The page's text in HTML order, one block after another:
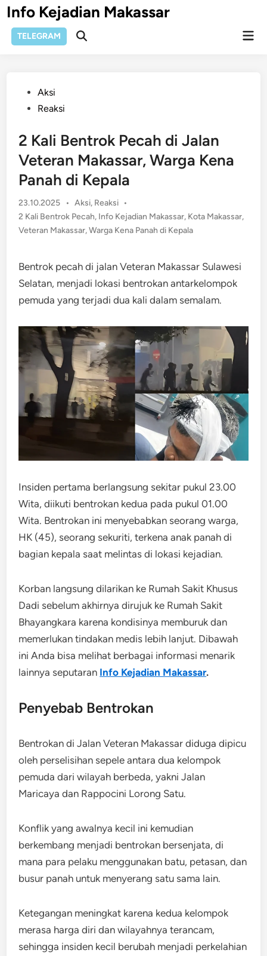
Skip
to
content
Info Kejadian Makassar
TELEGRAM
Open
PostedAksi
Reaksi
2 Kali Bentrok Pecah di Jalan
Veteran Makassar, Warga Kena
Panah di Kepala
23.10.2025 • Posted
in
Aksi, Reaksi •
2 Kali Bentrok Pecah, Info Kejadian Makassar, Kota Makassar,
Veteran Makassar,Warga Kena Panah di Kepala
Bentrok pecah di jalan Veteran Makassar Sulawesi
Selatan, menjadi lokasi bentrokan antarkelompok
pemuda yang terjadi dua kali dalam semalam.
Insiden pertama berlangsung sekitar pukul 23.00
Wita, diikuti bentrokan kedua pada pukul 01.00
Wita. Bentrokan ini menyebabkan seorang warga,
HK (45), seorang sekuriti, terkena anak panah di
bagian kepala saat melintas di lokasi kejadian.
Korban langsung dilarikan ke Rumah Sakit Khusus
Dadi sebelum akhirnya dirujuk ke Rumah Sakit
Bhayangkara karena kondisinya memburuk dan
memerlukan tindakan medis lebih lanjut. Dibawah
ini Anda bisa melihat berbagai informasi menarik
lainnya seputaran Info Kejadian Makassar.
Penyebab Bentrokan
Bentrokan di Jalan Veteran Makassar diduga dipicu
oleh perselisihan sepele antara dua kelompok
pemuda dari wilayah berbeda, yakni Jalan
Maricaya dan Rappocini Lorong Satu.
Konflik yang awalnya kecil ini kemudian
berkembang menjadi bentrokan bersenjata, di
mana para pelaku menggunakan batu, petasan, dan
busur panah untuk menyerang satu sama lain.
Ketegangan meningkat karena kedua kelompok
merasa harga diri dan wilayahnya terancam,
sehingga insiden kecil berubah menjadi perkelahian